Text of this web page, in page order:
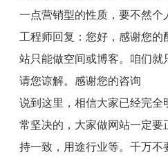
一点营销型的性质，要不然个
工程师回复：您好，感谢您的
站只能做空间或博客。咱们就
请您谅解。感谢您的咨询
说到这里，相信大家已经完
常坚决的，大家做网站一定要
持一致，用途行业等。千万不